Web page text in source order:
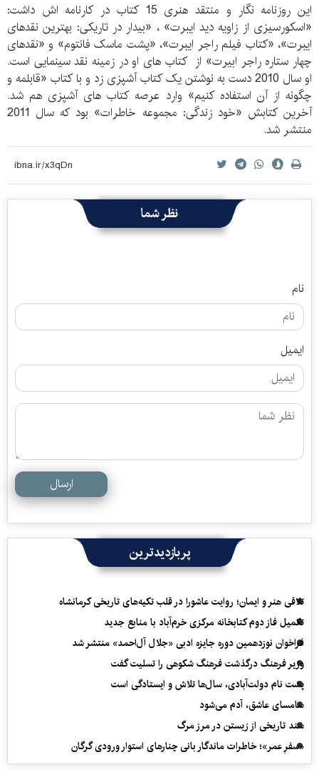
این روزنامه نگار و منتقد هنری 15 کتاب در کارنامه اش داشت:
«اسکورسیزی از زاویه دید ایبرت» ، «بیدار در تاریکی: بهترین نقدهای
ایبرت»، «کتاب فیلم راجر ایبرت»، «پشت ماسک فانتوم» و «نقدهای
چهار ستاره راجر ابیرت» از کتاب های او در زمینه نقد سینمایی است.
او سال 2010 دست به نوشتن یک کتاب آشپزی زد و با کتاب «قابلمه و
چگونه از آن استفاده کنیم» وارد عرصه کتاب های آشپزی هم شد.
آخرین کتابش «خود زندگی: مجموعه خاطرات» بود که سال 2011
منتشر شد.
نظر شما
نام
ایمیل
ارسال
پربازدیدترین
تلاقی هنر و ایمان؛ روایت عاشورا در قلب تکیه‌های تاریخی کرمانشاه
تکمیل فاز دوم کتابخانه مرکزی خرم‌آباد با منابع جدید
فراخوان نوزدهمین دوره جایزه ادبی «جلال آل‌احمد» منتشر شد
وزیر فرهنگ درگذشت فرهنگ شکوهی را تسلیت گفت
پشت نام دولت‌آبادی، سال‌ها تلاش و ایستادگی است
سامسای عاشق، آدم می‌شود
سند تاریخی از زیستن در مرز مرگ
«سفرِ عمر»؛ خاطرات ماندگار بانی چنارهای استوار ورودی گرگان